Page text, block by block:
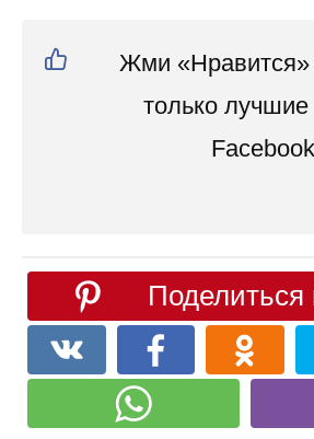
Жми «Нравится»
только
Поделиться